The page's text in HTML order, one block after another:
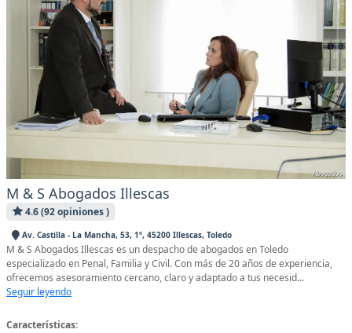
M & S Abogados Illescas
4.6 (92 opiniones )
Av. Castilla - La Mancha, 53, 1º, 45200 Illescas, Toledo
M & S Abogados Illescas es un despacho de abogados en Toledo
especializado en Penal, Familia y Civil. Con más de 20 años de experiencia,
ofrecemos asesoramiento cercano, claro y adaptado a tus necesid...
Seguir leyendo
Características: